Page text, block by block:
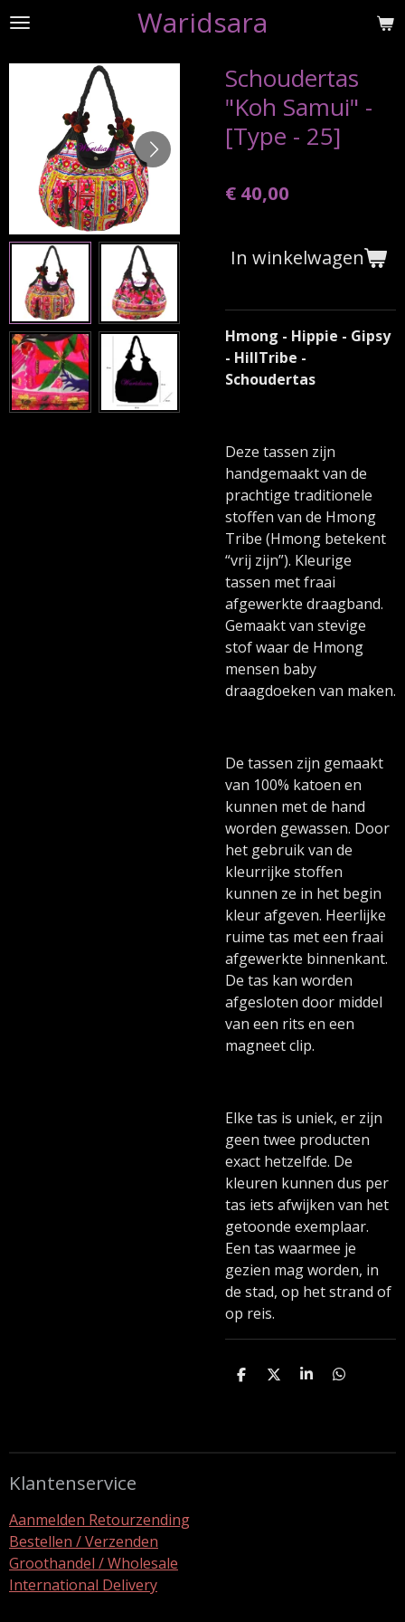
Ga
naar
hoofdinhoud
Waridsara
Schoudertas
"Koh Samui" -
[Type - 25]
€ 40,00
In winkelwagen
Hmong - Hippie - Gipsy
- HillTribe -
Schoudertas
Deze tassen zijn
handgemaakt van de
prachtige traditionele
stoffen van de Hmong
Tribe (Hmong betekent
“vrij zijn”). Kleurige
tassen met fraai
afgewerkte draagband.
Gemaakt van stevige
stof waar de Hmong
mensen baby
draagdoeken van maken.
De tassen zijn gemaakt
van 100% katoen en
kunnen met de hand
worden gewassen. Door
het gebruik van de
kleurrijke stoffen
kunnen ze in het begin
kleur afgeven. Heerlijke
ruime tas met een fraai
afgewerkte binnenkant.
De tas kan worden
afgesloten door middel
van een rits en een
magneet clip.
Elke tas is uniek, er zijn
geen twee producten
exact hetzelfde. De
kleuren kunnen dus per
tas iets afwijken van het
getoonde exemplaar.
Een tas waarmee je
gezien mag worden, in
de stad, op het strand of
op reis.
D
D
S
D
Klantenservice
Aanmelden Retourzending
Bestellen / Verzenden
Groothandel / Wholesale
International Delivery